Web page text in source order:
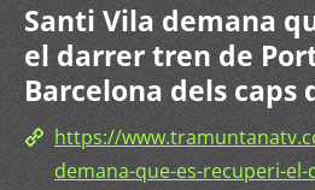
Santi Vila demana
el darrer tren de
Barcelona dels caps
https://
demana-que-es-recuperi-